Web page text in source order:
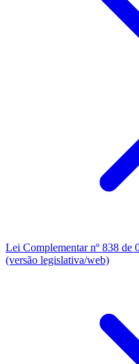
Lei Complementar nº 838 de
(versão legislativa/web)